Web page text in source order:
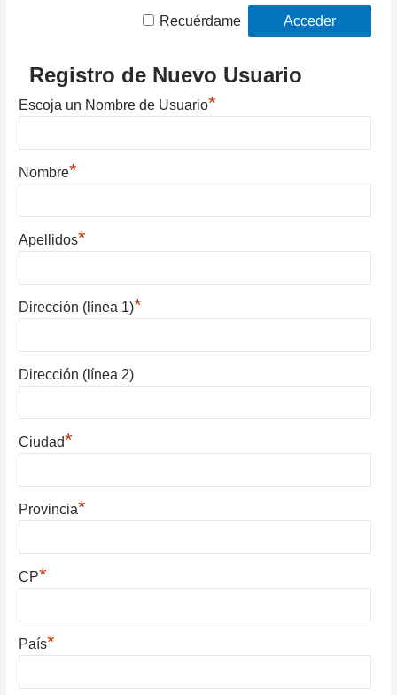
Recuérdame
Registro de Nuevo Usuario
Escoja un Nombre de Usuario*
Nombre*
Apellidos*
Dirección (línea 1)*
Dirección (línea 2)
Ciudad*
Provincia*
CP*
País*